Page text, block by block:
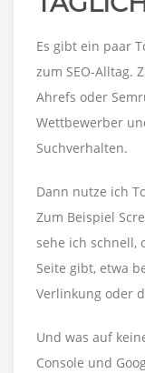
Es gibt ein paar
zum SEO-Alltag.
Ahrefs oder
Wettbewerber
Suchverhalten.
Dann nutze ich
Zum Beispiel
sehe ich schnell,
Seite gibt, etwa
Verlinkung oder
Und was auf
Console und